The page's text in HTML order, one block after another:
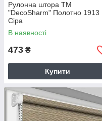
Рулонна штора TM
"DecoSharm" Полотно 1913
Сіра
В наявності
473 ₴
Купити